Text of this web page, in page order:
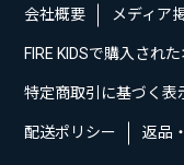
会社概要 メディア
FIRE KIDSで購入され
特定商取引に基づく表
配送ポリシー 返品